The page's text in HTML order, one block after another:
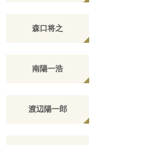
森口将之
南陽一浩
渡辺陽一郎